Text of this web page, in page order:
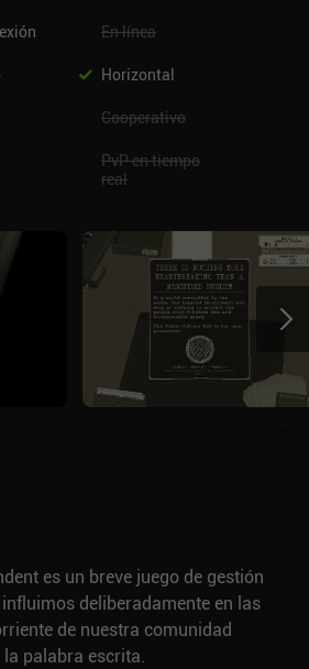
En línea
Horizontal
Cooperativo
PvP en tiempo
real
es un breve juego de gestión
deliberadamente en las
de nuestra comunidad
palabra escrita.